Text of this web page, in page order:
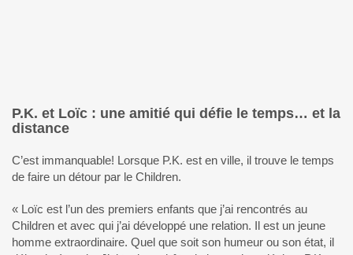
P.K. et Loïc : une amitié qui défie le temps… et la
distance
C’est immanquable! Lorsque P.K. est en ville, il trouve le temps
de faire un détour par le Children.
« Loïc est l’un des premiers enfants que j’ai rencontrés au
Children et avec qui j’ai développé une relation. Il est un jeune
homme extraordinaire. Quel que soit son humeur ou son état, il